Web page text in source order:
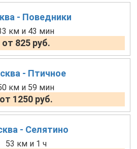
- Поведники
км и 43 мин
от 825 руб.
- Птичное
км и 59 мин
от 1250 руб.
- Селятино
53 км и 1 ч